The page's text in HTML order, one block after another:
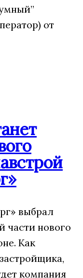
от
выбрал
части нового
Как
компания